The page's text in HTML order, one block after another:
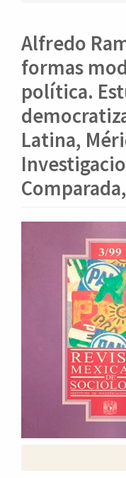
C
o
n
t
e
n
o
p
r
i
t
Alfredo
formas
política.
Latina,
lateral
artículo